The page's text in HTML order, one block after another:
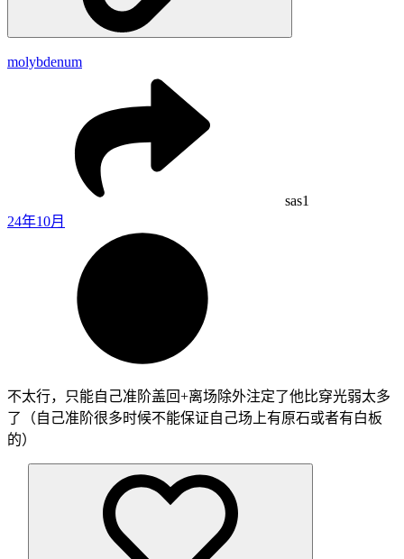
molybdenum
sas1
24年10月
不太行，只能自己准阶盖回+离场除外注定了他比穿光弱太多
了（自己准阶很多时候不能保证自己场上有原石或者有白板
的）